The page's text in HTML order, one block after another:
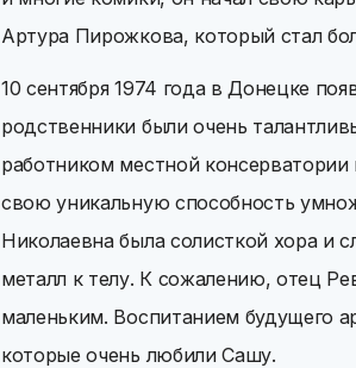
Артура Пирожкова, который стал
10 сентября 1974 года в Донецке
родственники были очень
работником местной
свою уникальную способность
Николаевна была солисткой хора и
металл к телу. К сожалению, отец
маленьким. Воспитанием будущего
которые очень любили Сашу.